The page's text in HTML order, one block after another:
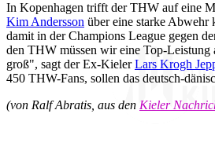
In Kopenhagen trifft der THW auf eine
Kim Andersson über eine starke Abwehr
damit in der Champions League gegen
den THW müssen wir eine Top-Leistung
groß", sagt der Ex-KielerLars Krogh
450 THW-Fans, sollen das deutsch-
(von Ralf Abratis, aus den Kieler